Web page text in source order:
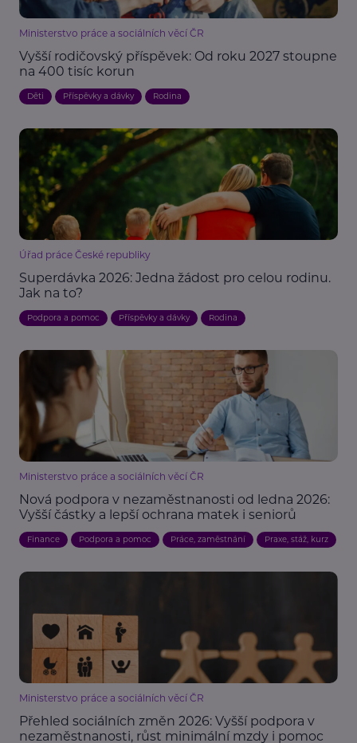
Ministerstvo práce a sociálních věcí ČR
Vyšší rodičovský příspěvek: Od roku 2027 stoupne
na 400 tisíc korun
Děti Příspěvky a dávky Rodina
Úřad práce České republiky
Superdávka 2026: Jedna žádost pro celou rodinu.
Jak na to?
Podpora a pomoc Příspěvky a dávky Rodina
Ministerstvo práce a sociálních věcí ČR
Nová podpora v nezaměstnanosti od ledna 2026:
Vyšší částky a lepší ochrana matek i seniorů
Finance Podpora a pomoc Práce, zaměstnání Praxe, stáž, kurz
Ministerstvo práce a sociálních věcí ČR
Přehled sociálních změn 2026: Vyšší podpora v
nezaměstnanosti, růst minimální mzdy i pomoc